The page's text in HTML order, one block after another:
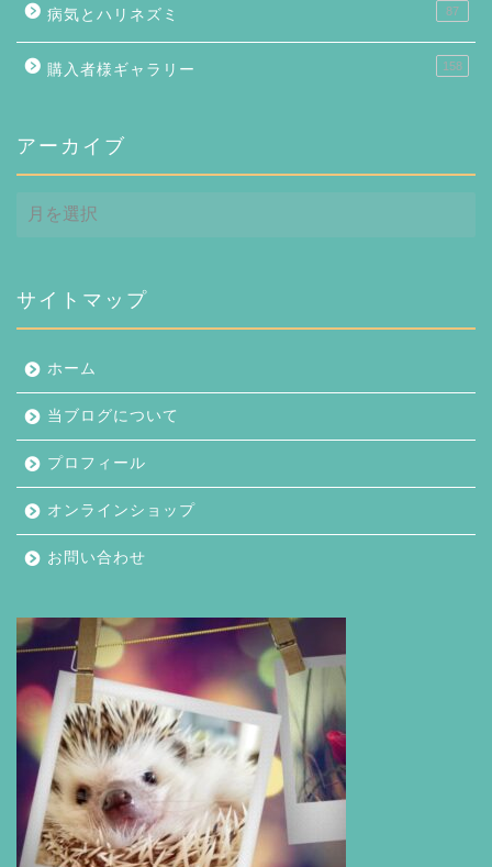
病気とハリネズミ 87
購入者様ギャラリー 158
アーカイブ
ー
ブ
サイトマップ
ホーム
当ブログについて
プロフィール
オンラインショップ
お問い合わせ